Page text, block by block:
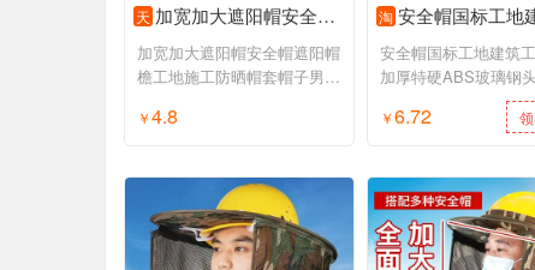
天 加宽加大遮阳帽安全帽遮阳帽檐工地施工防晒帽套帽子男夏季太阳帽
加宽加大遮阳帽安全帽遮阳帽
檐工地施工防晒帽套帽子男夏
￥4.8
淘 安全帽国标工地建筑工程施工加厚特硬ABS玻璃钢头盔
安全帽国标工地建筑
加厚特硬ABS玻璃钢
￥6.72